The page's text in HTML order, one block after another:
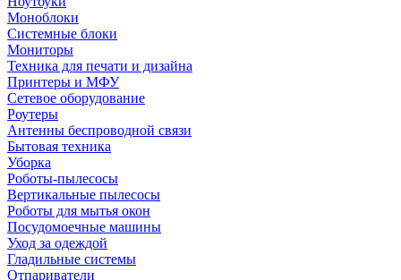
Моноблоки
Системные блоки
Мониторы
Техника для печати и дизайна
Принтеры и МФУ
Сетевое оборудование
Роутеры
Антенны беспроводной связи
Бытовая техника
Уборка
Роботы-пылесосы
Вертикальные пылесосы
Роботы для мытья окон
Посудомоечные машины
Уход за одеждой
Гладильные системы
Отпариватели